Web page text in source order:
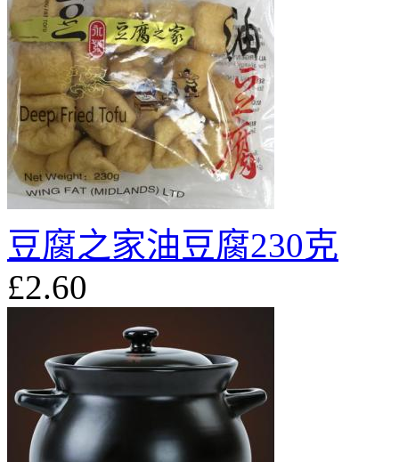
豆腐之家油豆腐230克
£2.60